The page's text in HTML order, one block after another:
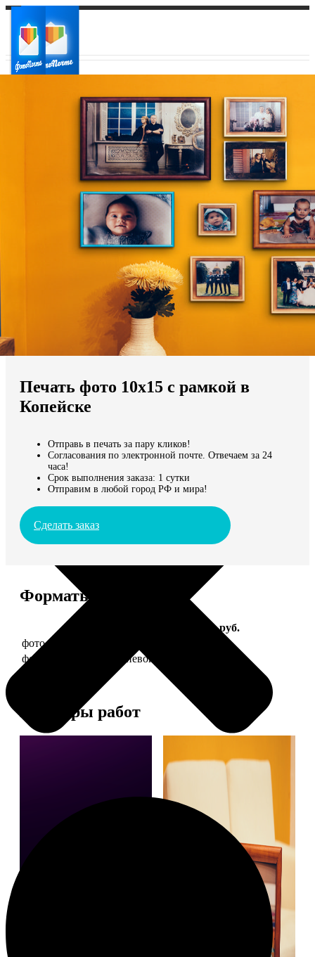
Ваш регион доставки
Выберите из списка:
Мы доставляем по всему миру
Продолжить без города
Печать фото 10х15 с рамкой в
Копейске
Отправь в печать за пару кликов!
Согласования по электронной почте. Отвечаем за 24
часа!
Срок выполнения заказа: 1 сутки
Отправим в любой город РФ и мира!
Сделать заказ
Форматы и цены
Цена, руб.
фото 10х15 в деревянной рамке
фото 10х15 в алюминиевой рамке
Примеры работ